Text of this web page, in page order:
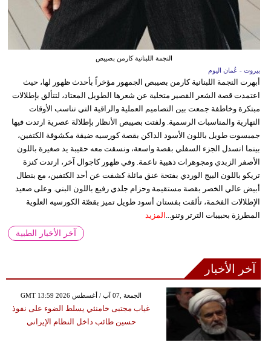
النجمة اللبنانية كارمن بصيبص
بيروت - عُمان اليوم
أبهرت النجمة اللبنانية كارمن بصيبص الجمهور مؤخراً بأحدث ظهور لها، حيث
اعتمدت قصة الشعر القصير متخلية عن شعرها الطويل المعتاد، لتتألق بإطلالات
مبتكرة وخاطفة جمعت بين التصاميم العملية والراقية التي تناسب الأوقات
النهارية والمناسبات الرسمية. ولفتت بصيبص الأنظار بإطلالة عصرية ارتدت فيها
جمبسوت طويل باللون الأسود الداكن بقصة كورسيه ضيقة مكشوفة الكتفين،
بينما انسدل الجزء السفلي بقصة واسعة، ونسقت معه حقيبة يد صغيرة باللون
الأصفر الزبدي ومجوهرات ذهبية ناعمة. وفي ظهور كاجوال آخر، ارتدت كنزة
تريكو باللون البيج الوردي بفتحة عنق مائلة كشفت عن أحد الكتفين، مع بنطال
أبيض عالي الخصر بقصة مستقيمة وحزام جلدي رفيع باللون البني. وعلى صعيد
الإطلالات الفخمة، تألقت بفستان أسود طويل تميز بقصّة الكورسيه العلوية
المطرزة بحبيبات الترتر وتنو...
المزيد
آخر الأخبار الطبية
آخر الأخبار
GMT 13:59 2026 الجمعة ,07 آب / أغسطس
غياب مجتبى خامنئي يسلط الضوء على نفوذ
حسين طائب داخل النظام الإيراني